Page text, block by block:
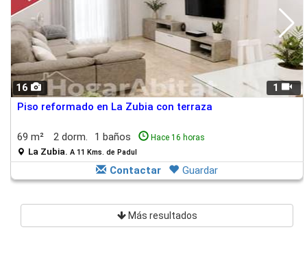
16
1
Piso reformado en La Zubia con terraza
69 m² 2 dorm. 1 baños Hace 16 horas
La Zubia. A 11 Kms. de Padul
Contactar Guardar
Más resultados